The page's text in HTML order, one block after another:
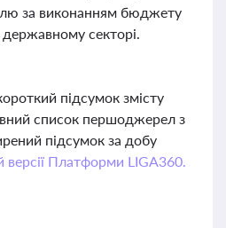
за виконанням бюджету
секторі.
підсумок змісту
список першоджерел з
підсумок за добу
версії Платформи LIGA360.